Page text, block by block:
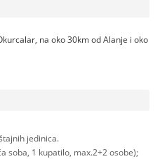
na oko 30km od Alanje i oko
jedinica.
soba, 1 kupatilo, max.2+2 osobe);